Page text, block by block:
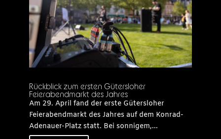
Rückblick zum ersten Gütersloher
Feierabendmarkt des Jahres
Am 29. April fand der erste Gütersloher
Feierabendmarkt des Jahres auf dem Konrad-
Adenauer-Platz statt. Bei sonnigem,...